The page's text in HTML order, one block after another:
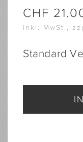
CHF
inkl. MwSt.,
Standard